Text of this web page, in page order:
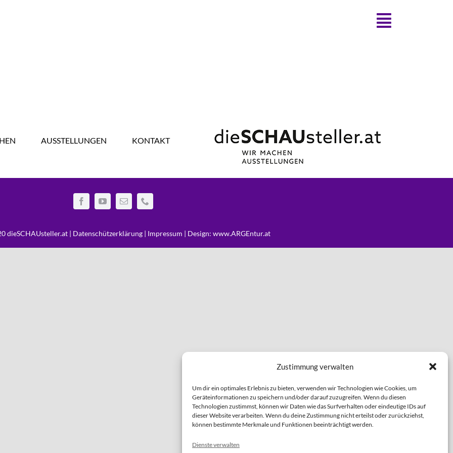
Zustimmung verwalten
Um dir ein optimales Erlebnis zu bieten, verwenden wir Technologien wie Cookies, um
Geräteinformationen zu speichern und/oder darauf zuzugreifen. Wenn du diesen
Technologien zustimmst, können wir Daten wie das Surfverhalten oder eindeutige IDs auf
dieser Website verarbeiten. Wenn du deine Zustimmung nicht erteilst oder zurückziehst,
können bestimmte Merkmale und Funktionen beeinträchtigt werden.
Dienste verwalten
AUSSTELLUNGEN KONTAKT
dieSCHAUsteller.at | Datenschützerklärung | Impressum | Design: www.ARGEntur.at